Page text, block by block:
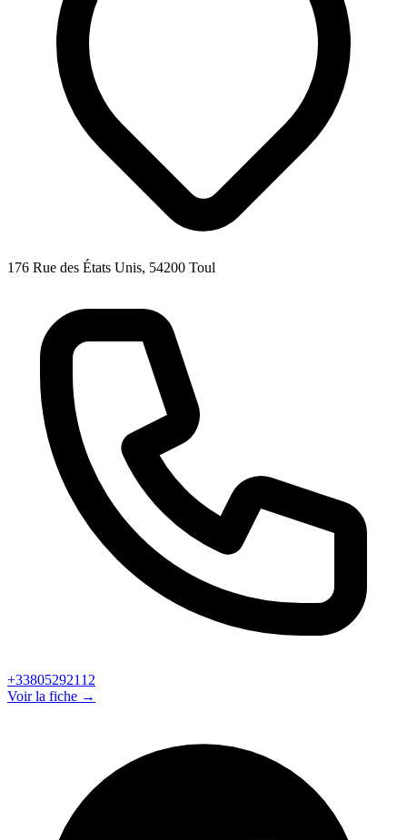
176 Rue des États Unis, 54200 Toul
+33805292112
Voir la fiche →